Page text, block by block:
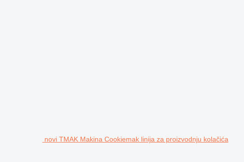
novi TMAK Makina Cookiemak linija za proizvodnju kolačića